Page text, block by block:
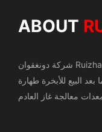
ABOUT
البيع للأبخرة طهارة